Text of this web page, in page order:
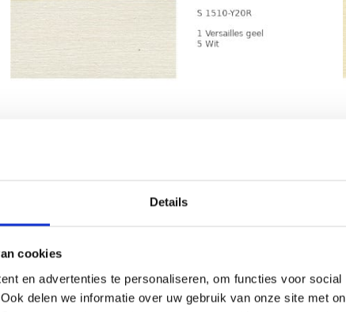
Details
cookies
en advertenties te personaliseren, om functies voor
delen we informatie over uw gebruik van onze site met